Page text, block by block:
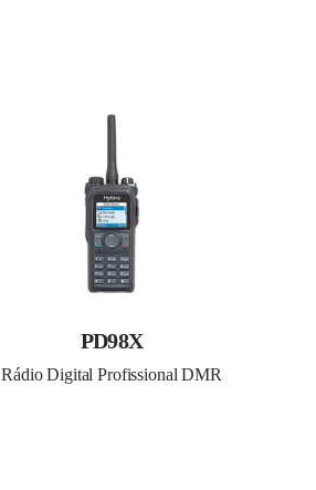
PD98X
Rádio Digital Profissional DMR